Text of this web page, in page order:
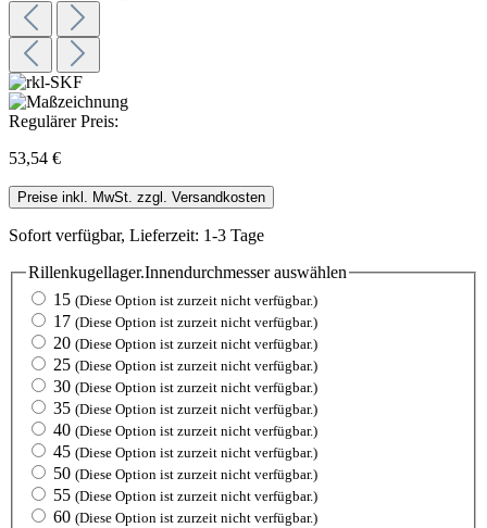
Regulärer Preis:
53,54 €
Preise inkl. MwSt. zzgl. Versandkosten
Sofort verfügbar, Lieferzeit: 1-3 Tage
Rillenkugellager.Innendurchmesserauswählen
15 (Diese Option ist zurzeit nicht verfügbar.)
17 (Diese Option ist zurzeit nicht verfügbar.)
20 (Diese Option ist zurzeit nicht verfügbar.)
25 (Diese Option ist zurzeit nicht verfügbar.)
30 (Diese Option ist zurzeit nicht verfügbar.)
35 (Diese Option ist zurzeit nicht verfügbar.)
40 (Diese Option ist zurzeit nicht verfügbar.)
45 (Diese Option ist zurzeit nicht verfügbar.)
50 (Diese Option ist zurzeit nicht verfügbar.)
55 (Diese Option ist zurzeit nicht verfügbar.)
60 (Diese Option ist zurzeit nicht verfügbar.)